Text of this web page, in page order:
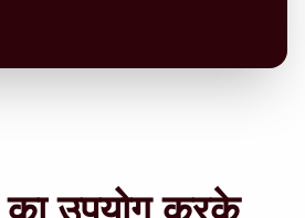
उपयोग करके